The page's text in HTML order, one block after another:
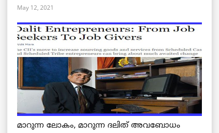
May 12, 2021
മാറുന്ന ലോകം, മാറുന്ന ദലിത് അവബോധം